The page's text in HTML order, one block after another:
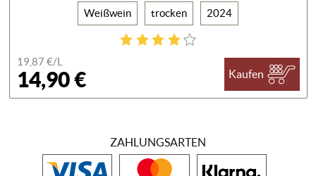
Weißwein trocken 2024
19,87 €/L
14,90 € Kaufen
ZAHLUNGSARTEN